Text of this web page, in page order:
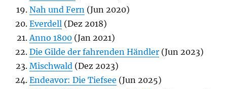
Nah und Fern (Jun 2020)
Everdell (Dez 2018)
Anno 1800 (Jan 2021)
Die Gilde der fahrenden Händler (Jun 2023)
Mischwald (Dez 2023)
Endeavor: Die Tiefsee (Jun 2025)